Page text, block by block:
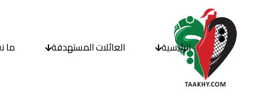
الرئيسية العائلات المستهدفة ما